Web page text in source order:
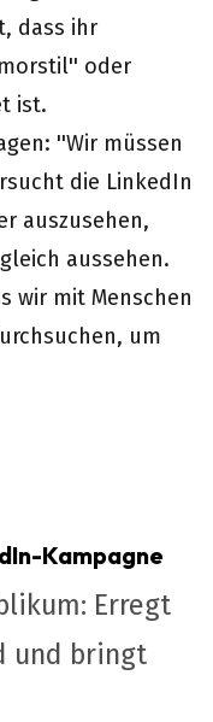
dass ihr
oder
ist.
''Wir müssen
die LinkedIn
auszusehen,
aussehen.
wir mit Menschen
um
Kampagne
Erregt
und bringt